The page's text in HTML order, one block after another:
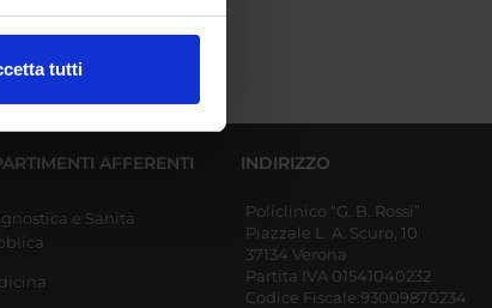
tutti
AFFERENTI
e Sanità
INDIRIZZO
Policlinico “G. B. Rossi”
Piazzale L. A. Scuro, 10
37134 Verona
Partita IVA 01541040232
Codice Fiscale:93009870234